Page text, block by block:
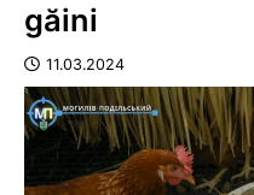
găini
11.03.2024